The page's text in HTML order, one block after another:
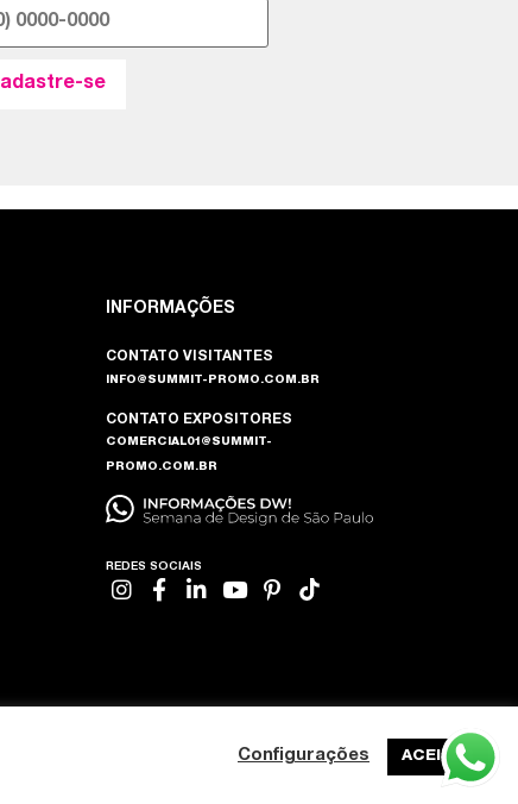
INFORMAÇÕES
CONTATO VISITANTES
INFO@SUMMIT-PROMO.COM.BR
CONTATO EXPOSITORES
COMERCIAL01@SUMMIT-
PROMO.COM.BR
REDES SOCIAIS
Configurações ACEITAR